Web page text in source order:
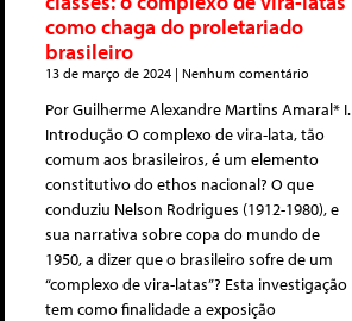
como chaga do proletariado
brasileiro
13 de março de 2024 Nenhum comentário
Por Guilherme Alexandre Martins Amaral* I.
Introdução O complexo de vira-lata, tão
comum aos brasileiros, é um elemento
constitutivo do ethos nacional? O que
conduziu Nelson Rodrigues (1912-1980), e
sua narrativa sobre copa do mundo de
1950, a dizer que o brasileiro sofre de um
“complexo de vira-latas”? Esta investigação
tem como finalidade a exposição